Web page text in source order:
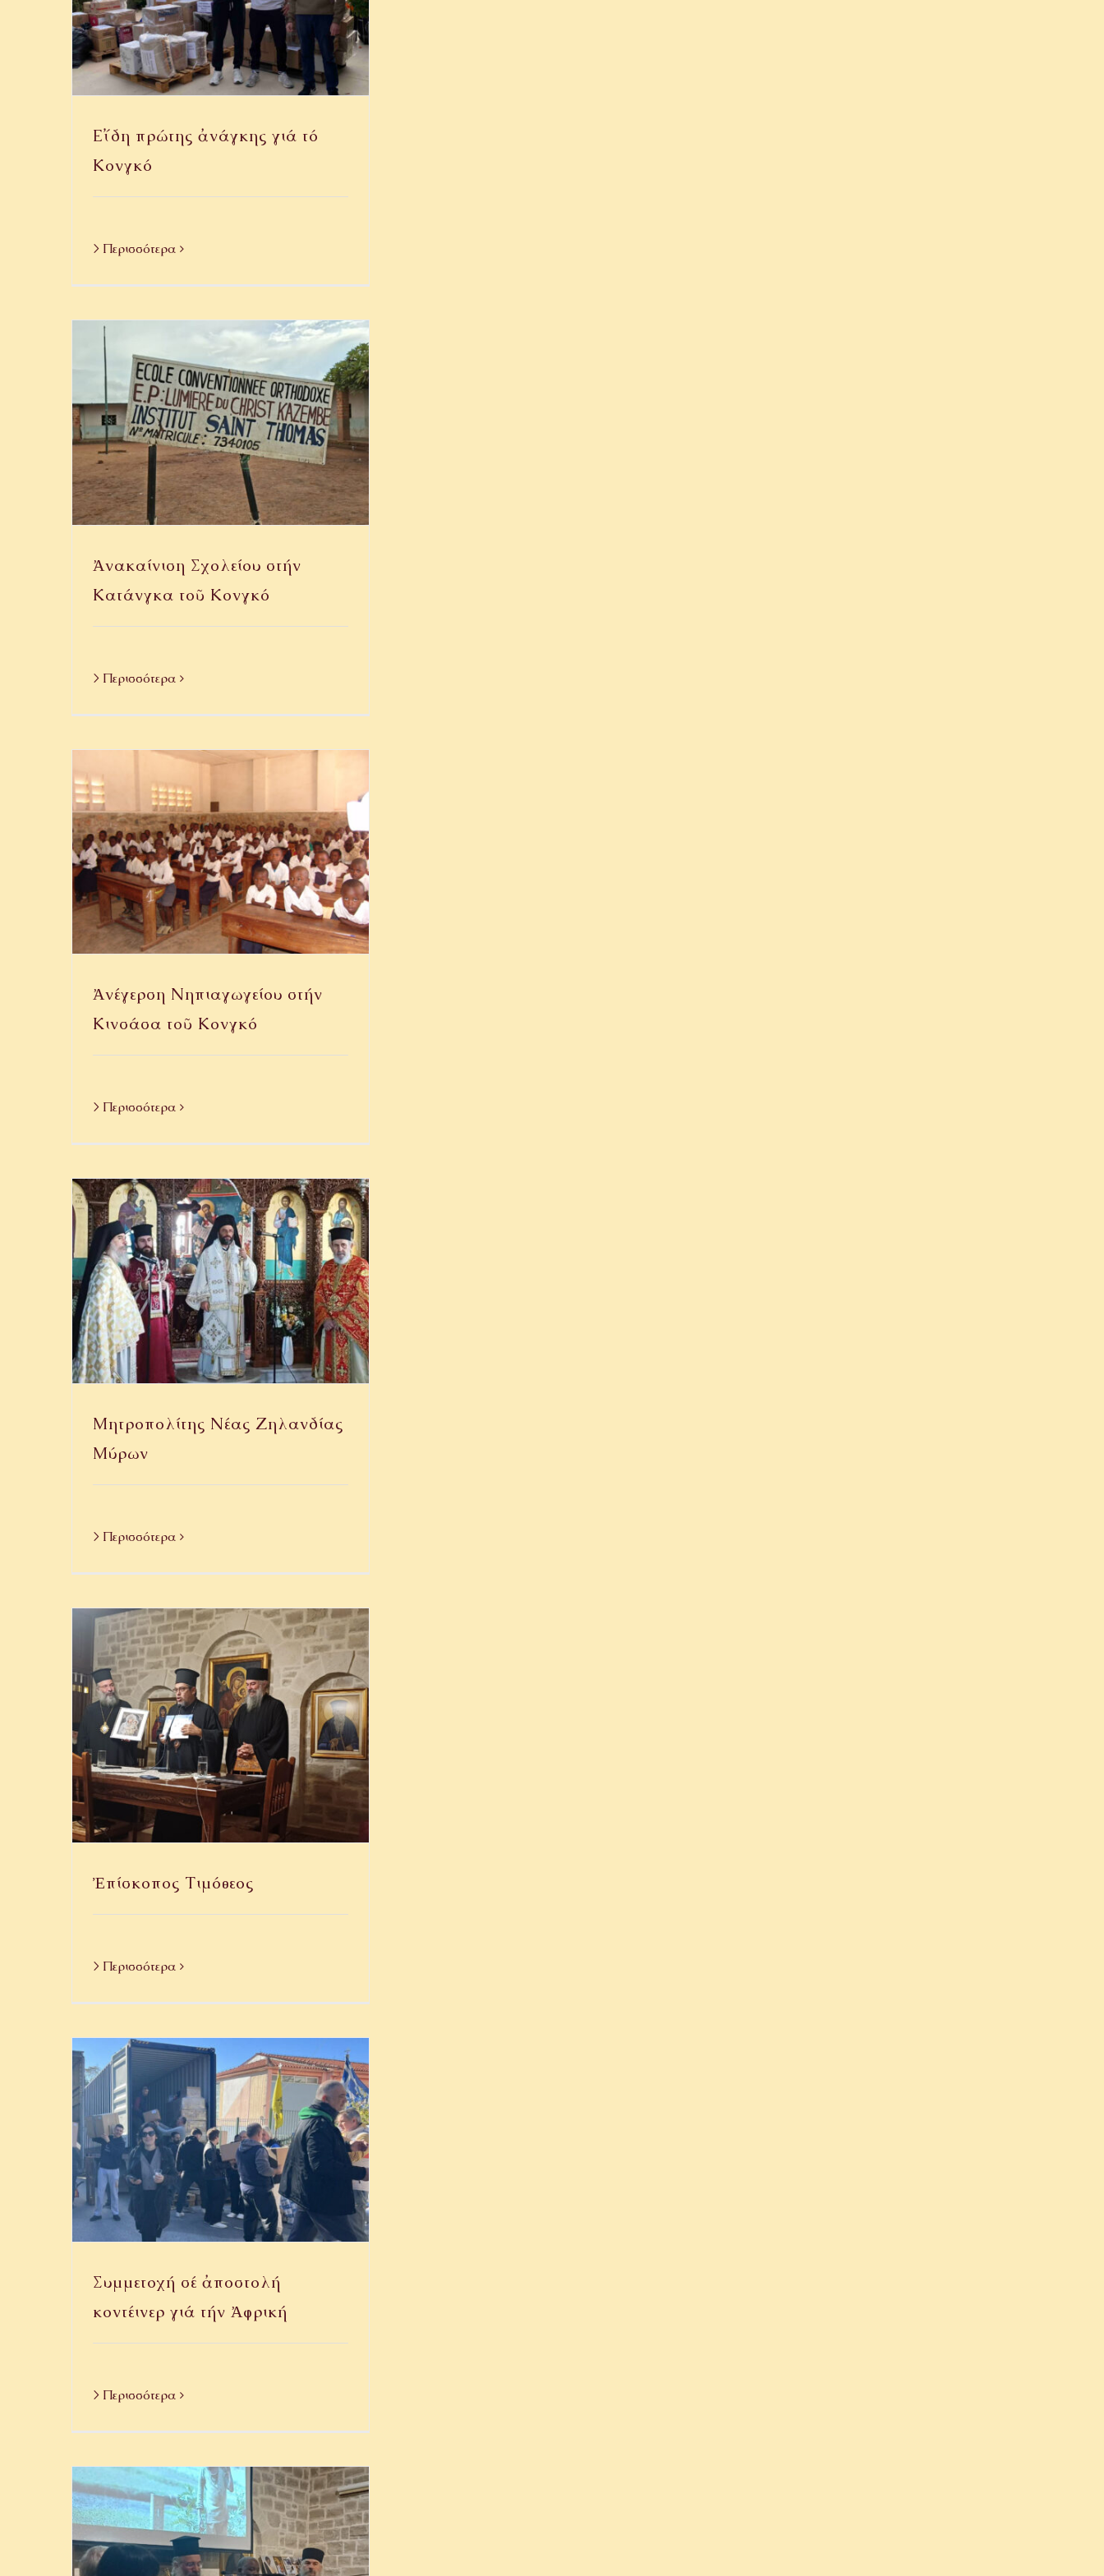
Εἴδη πρώτης ἀνάγκης γιά τό
Κονγκό
> Περισσότερα
Ἀνακαίνιση Σχολείου στήν
Κατάνγκα τοῦ Κονγκό
Ἀνακαίνιση Σχολείου στήν
Κατάνγκα τοῦ Κονγκό
> Περισσότερα
Ἀνέγερση Νηπιαγωγείου στήν
Κινσάσα τοῦ Κονγκό
Ἀνέγερση Νηπιαγωγείου στήν
Κινσάσα τοῦ Κονγκό
> Περισσότερα
Μύρων
Μητροπολίτης Νέας Ζηλανδίας
Μύρων
> Περισσότερα
Ἐπίσκοπος Τιμόθεος
> Περισσότερα
Συμμετοχή σέ ἀποστολή
κοντέινερ γιά τήν Ἀφρική
Συμμετοχή σέ ἀποστολή
κοντέινερ γιά τήν Ἀφρική
> Περισσότερα